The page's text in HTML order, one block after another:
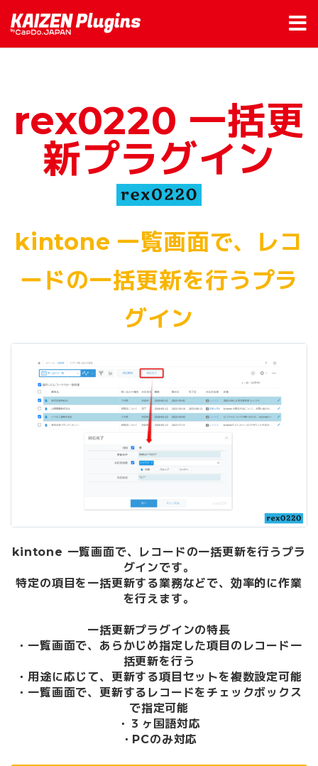
rex0220 一括更
新プラグイン
kintone 一覧画面で、レコ
ードの一括更新を行うプラ
グイン
kintone 一覧画面で、レコードの一括更新を行うプラ
グインです。
特定の項目を一括更新する業務などで、効率的に作業
を行えます。
一括更新プラグインの特長
・一覧画面で、あらかじめ指定した項目のレコード一
括更新を行う
・用途に応じて、更新する項目セットを複数設定可能
・一覧画面で、更新するレコードをチェックボックス
で指定可能
・３ヶ国語対応
・PCのみ対応